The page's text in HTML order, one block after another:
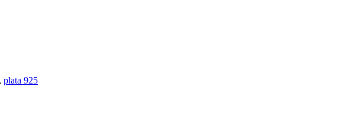
, plata 925